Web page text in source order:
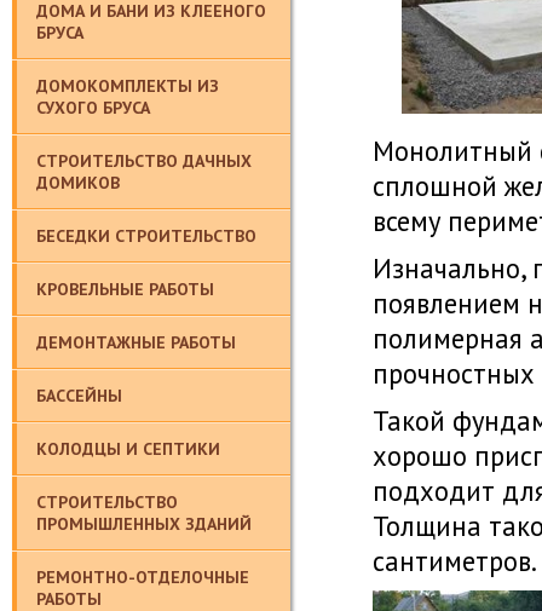
ДОМА И БАНИ ИЗ КЛЕЕНОГО
БРУСА
ДОМОКОМПЛЕКТЫ ИЗ
СУХОГО БРУСА
СТРОИТЕЛЬСТВО ДАЧНЫХ
ДОМИКОВ
БЕСЕДКИ СТРОИТЕЛЬСТВО
КРОВЕЛЬНЫЕ РАБОТЫ
ДЕМОНТАЖНЫЕ РАБОТЫ
БАССЕЙНЫ
КОЛОДЦЫ И СЕПТИКИ
СТРОИТЕЛЬСТВО
ПРОМЫШЛЕННЫХ ЗДАНИЙ
РЕМОНТНО-ОТДЕЛОЧНЫЕ
РАБОТЫ
Монолитный
сплошной
всему
Изначально,
появлением
полимерная
прочностных
Такой
хорошо
подходит
Толщина
сантиметров.